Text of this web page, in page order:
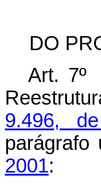
DO
Art. 7º
9.496,
parágrafo
2001: